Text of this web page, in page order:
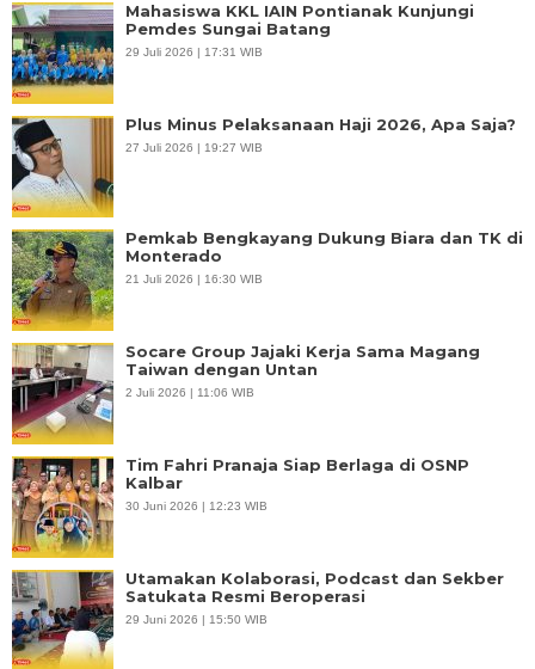
Mahasiswa KKL IAIN Pontianak Kunjungi
Pemdes Sungai Batang
29 Juli 2026 | 17:31 WIB
Plus Minus Pelaksanaan Haji 2026, Apa Saja?
27 Juli 2026 | 19:27 WIB
Pemkab Bengkayang Dukung Biara dan TK di
Monterado
21 Juli 2026 | 16:30 WIB
Socare Group Jajaki Kerja Sama Magang
Taiwan dengan Untan
2 Juli 2026 | 11:06 WIB
Tim Fahri Pranaja Siap Berlaga di OSNP
Kalbar
30 Juni 2026 | 12:23 WIB
Utamakan Kolaborasi, Podcast dan Sekber
Satukata Resmi Beroperasi
29 Juni 2026 | 15:50 WIB